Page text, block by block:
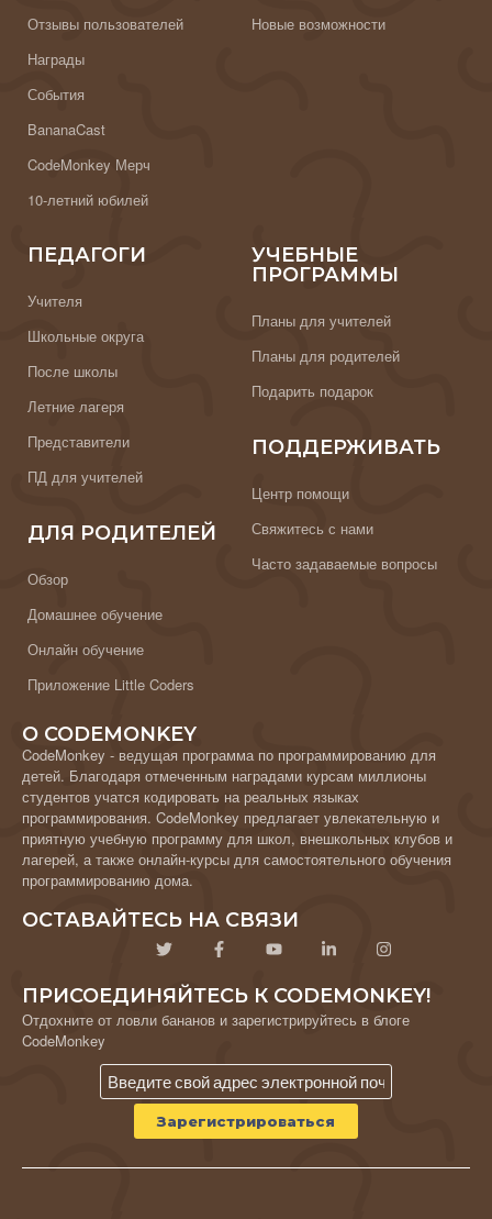
Отзывы пользователей
Награды
События
BananaCast
CodeMonkey Мерч
10-летний юбилей
Новые возможности
ПЕДАГОГИ
Учителя
Школьные округа
После школы
Летние лагеря
Представители
ПД для учителей
ДЛЯ РОДИТЕЛЕЙ
Обзор
Домашнее обучение
Онлайн обучение
Приложение Little Coders
УЧЕБНЫЕ
ПРОГРАММЫ
Планы для учителей
Планы для родителей
Подарить подарок
ПОДДЕРЖИВАТЬ
Центр помощи
Свяжитесь с нами
Часто задаваемые вопросы
О CODEMONKEY
CodeMonkey - ведущая программа по программированию для
детей. Благодаря отмеченным наградами курсам миллионы
студентов учатся кодировать на реальных языках
программирования. CodeMonkey предлагает увлекательную и
приятную учебную программу для школ, внешкольных клубов и
лагерей, а также онлайн-курсы для самостоятельного обучения
программированию дома.
ОСТАВАЙТЕСЬ НА СВЯЗИ
ПРИСОЕДИНЯЙТЕСЬ К CODEMONKEY!
Отдохните от ловли бананов и зарегистрируйтесь в блоге
CodeMonkey